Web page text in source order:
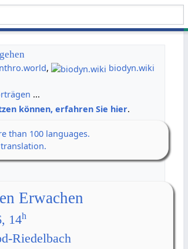
,
biodyn.wiki
...
können, erfahren Sie hier.
than 100 languages.
Erwachen
14h
Riedelbach